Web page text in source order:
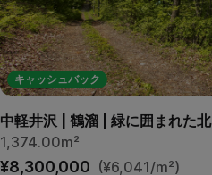
キャッシュバック
中軽井沢 | 鶴溜 | 緑に囲まれた
1,374.00m²
¥8,300,000 (¥6,041/m²)